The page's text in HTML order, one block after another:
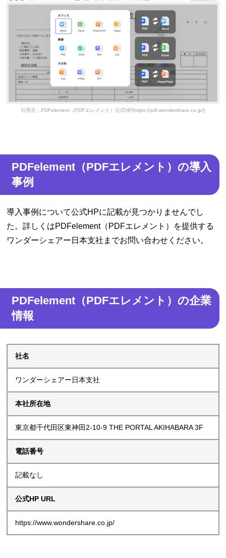
引用元：PDFelement（PDFエレメント）公式HP(https://pdf.wondershare.co.jp/)
PDFelement（PDFエレメント）の導入
事例
導入事例について公式HPに記載が見つかりませんでし
た。詳しくはPDFelement（PDFエレメント）を提供する
ワンダーシェアー日本支社までお問い合わせください。
PDFelement（PDFエレメント）の企業
情報
社名
ワンダーシェアー日本支社
本社所在地
東京都千代田区東神田2-10-9 THE PORTAL AKIHABARA 3F
電話番号
記載なし
公式HP URL
https://www.wondershare.co.jp/